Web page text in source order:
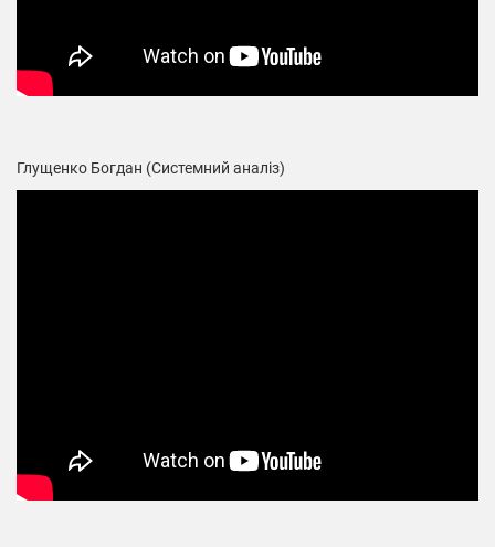
Глущенко Богдан (Системний аналіз)